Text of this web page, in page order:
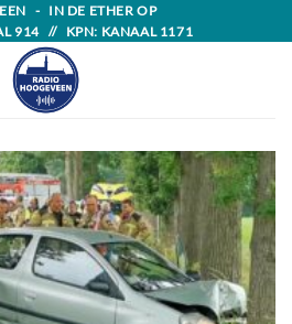
- IN DE ETHER OP
914 // KPN: KANAAL 1171